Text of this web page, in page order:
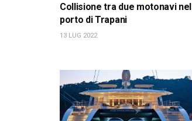
Collisione tra due motonavi nel
porto di Trapani
13 LUG 2022